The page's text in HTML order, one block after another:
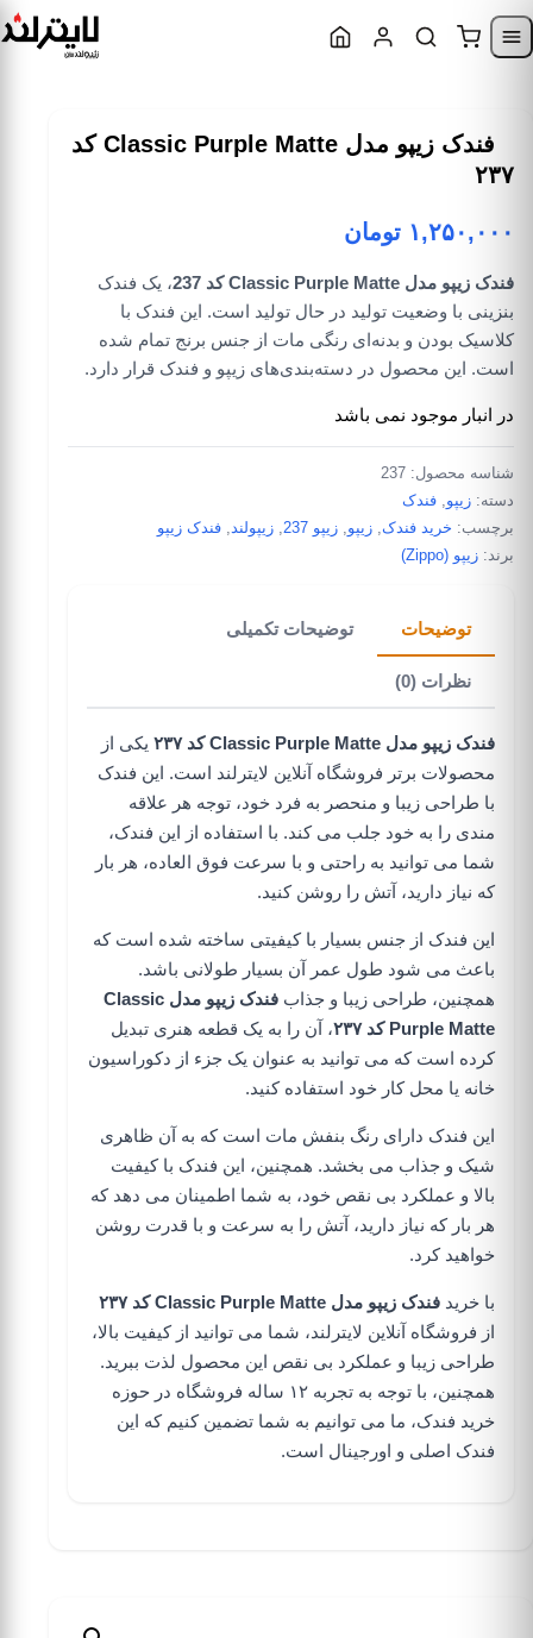
Skip to navigation
فندک زیپو مدل Classic Purple Matte کد
۲۳۷
۱,۲۵۰,۰۰۰ تومان
فندک زیپو مدل Classic Purple Matte کد 237
، یک فندک
بنزینی با وضعیت تولید در حال تولید است. این فندک با
کلاسیک بودن و بدنه‌ای رنگی مات از جنس برنج تمام شده
است. این محصول در دسته‌بندی‌های زیپو و فندک قرار دارد.
در انبار موجود نمی باشد
شناسه محصول: 237
دسته: زیپو فندک
برچسب: خرید فندک زیپو زیپو 237 زیپولند
فندک زیپو
برند: زیپو (Zippo)
توضیحات توضیحات تکمیلی
نظرات (0)
فندک زیپو مدل Classic Purple Matte کد ۲۳۷
یکی از
محصولات برتر فروشگاه آنلاین لایترلند است. این فندک
با طراحی زیبا و منحصر به فرد خود، توجه هر علاقه
مندی را به خود جلب می کند. با استفاده از این فندک،
شما می توانید به راحتی و با سرعت فوق العاده، هر بار
که نیاز دارید، آتش را روشن کنید.
این فندک از جنس بسیار با کیفیتی ساخته شده است که
باعث می شود طول عمر آن بسیار طولانی باشد.
همچنین، طراحی زیبا و جذاب
فندک زیپو مدل Classic
Purple Matte کد ۲۳۷
، آن را به یک قطعه هنری تبدیل
کرده است که می توانید به عنوان یک جزء از دکوراسیون
خانه یا محل کار خود استفاده کنید.
این فندک دارای رنگ بنفش مات است که به آن ظاهری
شیک و جذاب می بخشد. همچنین، این فندک با کیفیت
بالا و عملکرد بی نقص خود، به شما اطمینان می دهد که
هر بار که نیاز دارید، آتش را به سرعت و با قدرت روشن
خواهید کرد.
با خرید فندک زیپو مدل Classic Purple Matte کد ۲۳۷
از فروشگاه آنلاین لایترلند، شما می توانید از کیفیت بالا،
طراحی زیبا و عملکرد بی نقص این محصول لذت ببرید.
همچنین، با توجه به تجربه ۱۲ ساله فروشگاه در حوزه
خرید فندک، ما می توانیم به شما تضمین کنیم که این
فندک اصلی و اورجینال است.